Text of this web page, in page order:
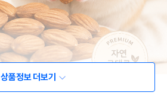
상품정보 더보기